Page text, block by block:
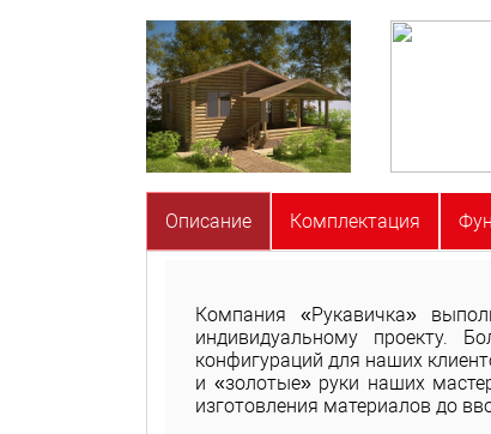
Описание Комплектация
Компания «Рукавичка»
индивидуальному проекту.
конфигураций для наших
и «золотые» руки наших
изготовления материалов до